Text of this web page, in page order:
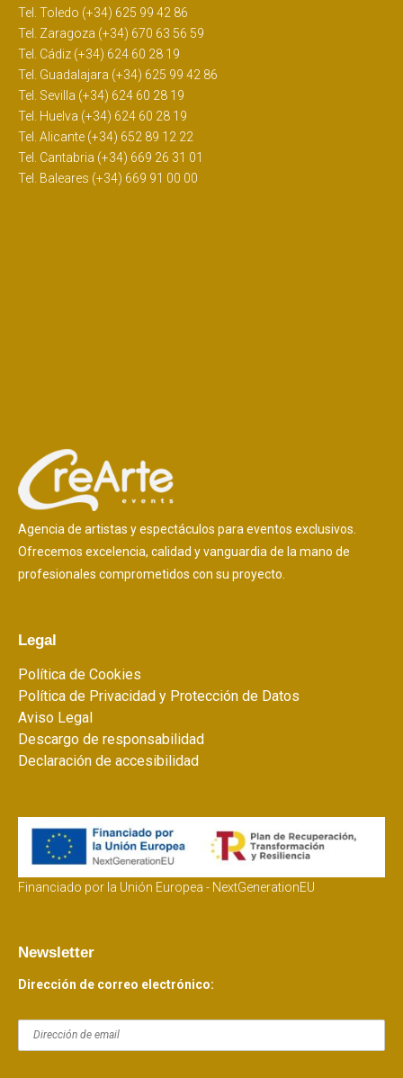
Tel. Toledo (+34) 625 99 42 86
Tel. Zaragoza (+34) 670 63 56 59
Tel. Cádiz (+34) 624 60 28 19
Tel. Guadalajara (+34) 625 99 42 86
Tel. Sevilla (+34) 624 60 28 19
Tel. Huelva (+34) 624 60 28 19
Tel. Alicante (+34) 652 89 12 22
Tel. Cantabria (+34) 669 26 31 01
Tel. Baleares (+34) 669 91 00 00
Agencia de artistas y espectáculos para eventos exclusivos.
Ofrecemos excelencia, calidad y vanguardia de la mano de
profesionales comprometidos con su proyecto.
Legal
Política de Cookies
Política de Privacidad y Protección de Datos
Aviso Legal
Descargo de responsabilidad
Declaración de accesibilidad
Financiado por la Unión Europea - NextGenerationEU
Newsletter
Dirección de correo electrónico: